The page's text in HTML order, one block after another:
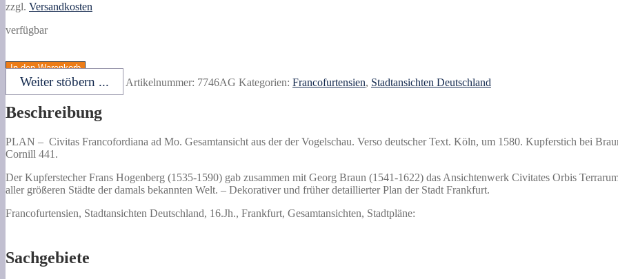
zzgl. Versandkosten
verfügbar
Francofordiana
aus
der
Vogelschau.
deutscher
Text.
In den Warenkorb
Weiter stöbern ... Artikelnummer: 7746AG Kategorien: Francofurtensien, Stadtansichten Deutschland
Beschreibung
PLAN – Civitas Francofordiana ad Mo. Gesamtansicht aus der der Vogelschau. Verso deutscher Text. Köln, um 1580. Kupferstich bei
Cornill 441.
Der Kupferstecher Frans Hogenberg (1535-1590) gab zusammen mit Georg Braun (1541-1622) das Ansichtenwerk Civitates Orbis
aller größeren Städte der damals bekannten Welt. – Dekorativer und früher detaillierter Plan der Stadt Frankfurt.
Francofurtensien, Stadtansichten Deutschland, 16.Jh., Frankfurt, Gesamtansichten, Stadtpläne:
Sachgebiete